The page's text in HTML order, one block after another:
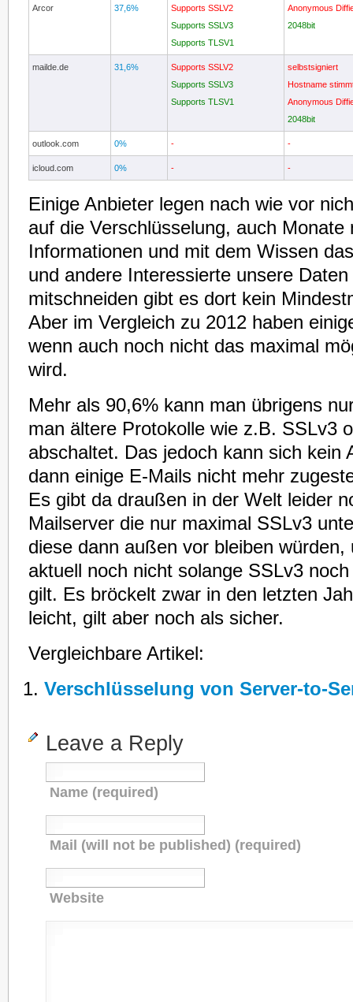
Arcor 37,6%
Supports SSLV2
Supports SSLV3
Supports TLSV1
Anonymous
2048bit
mailde.de 31,6%
Supports SSLV2
Supports SSLV3
Supports TLSV1
selbstsigniert
Hostname
Anonymous
2048bit
outlook.com 0% - -
icloud.com 0% - -
Einige Anbieter legen nach wie vor
auf die Verschlüsselung, auch Monate
Informationen und mit dem Wissen
und andere Interessierte unsere
mitschneiden gibt es dort kein
Aber im Vergleich zu 2012 haben
wenn auch noch nicht das maximal
wird.
Mehr als 90,6% kann man übrigens
man ältere Protokolle wie z.B. SSLv3
abschaltet. Das jedoch kann sich kein
dann einige E-Mails nicht mehr
Es gibt da draußen in der Welt leider
Mailserver die nur maximal SSLv3
diese dann außen vor bleiben würden,
aktuell noch nicht solange SSLv3
gilt. Es bröckelt zwar in den letzten
leicht, gilt aber noch als sicher.
Vergleichbare Artikel:
Verschlüsselung von Server-to-
Leave a Reply
Name (required)
Mail (will not be published) (required)
Website